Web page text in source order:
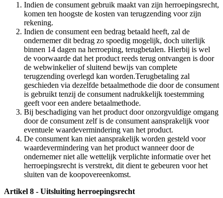
Indien de consument gebruik maakt van zijn herroepingsrecht,
komen ten hoogste de kosten van terugzending voor zijn
rekening.
Indien de consument een bedrag betaald heeft, zal de
ondernemer dit bedrag zo spoedig mogelijk, doch uiterlijk
binnen 14 dagen na herroeping, terugbetalen. Hierbij is wel
de voorwaarde dat het product reeds terug ontvangen is door
de webwinkelier of sluitend bewijs van complete
terugzending overlegd kan worden.Terugbetaling zal
geschieden via dezelfde betaalmethode die door de consument
is gebruikt tenzij de consument nadrukkelijk toestemming
geeft voor een andere betaalmethode.
Bij beschadiging van het product door onzorgvuldige omgang
door de consument zelf is de consument aansprakelijk voor
eventuele waardevermindering van het product.
De consument kan niet aansprakelijk worden gesteld voor
waardevermindering van het product wanneer door de
ondernemer niet alle wettelijk verplichte informatie over het
herroepingsrecht is verstrekt, dit dient te gebeuren voor het
sluiten van de koopovereenkomst.
Artikel 8 - Uitsluiting herroepingsrecht